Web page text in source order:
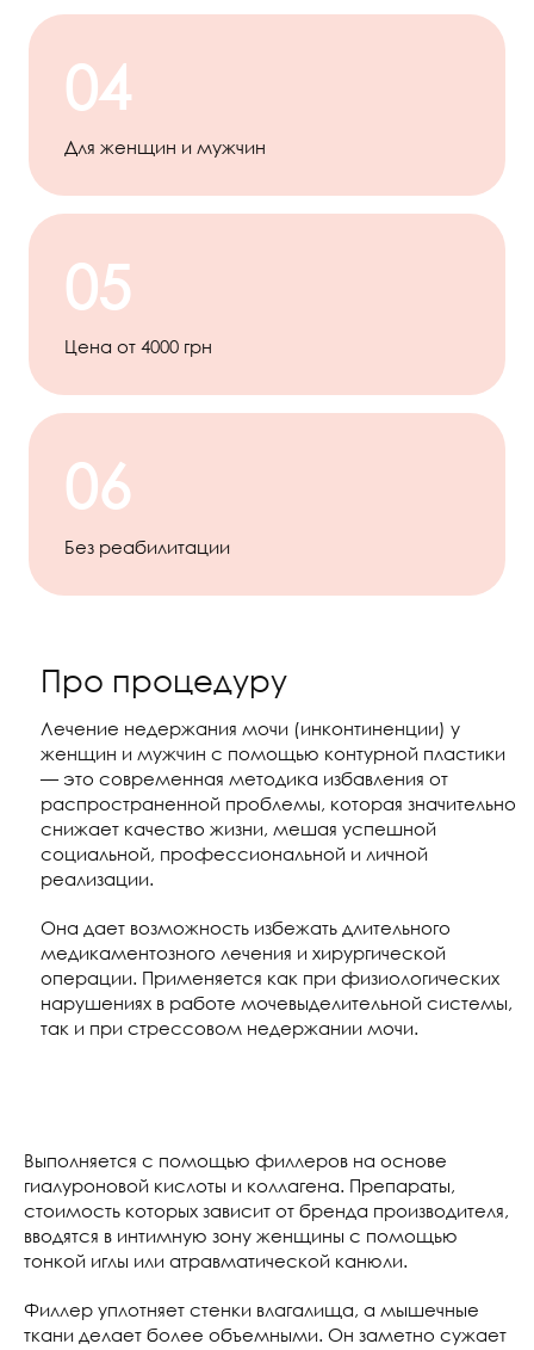
04
Для женщин и мужчин
05
Цена от 4000 грн
06
Без реабилитации
Про процедуру
Лечение недержания мочи (инконтиненции) у
женщин и мужчин с помощью контурной пластики
— это современная методика избавления от
распространенной проблемы, которая значительно
снижает качество жизни, мешая успешной
социальной, профессиональной и личной
реализации.
Она дает возможность избежать длительного
медикаментозного лечения и хирургической
операции. Применяется как при физиологических
нарушениях в работе мочевыделительной системы,
так и при стрессовом недержании мочи.
Выполняется с помощью филлеров на основе
гиалуроновой кислоты и коллагена. Препараты,
стоимость которых зависит от бренда производителя,
вводятся в интимную зону женщины с помощью
тонкой иглы или атравматической канюли.
Филлер уплотняет стенки влагалища, а мышечные
ткани делает более объемными. Он заметно сужает